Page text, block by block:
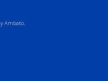
Ambato.